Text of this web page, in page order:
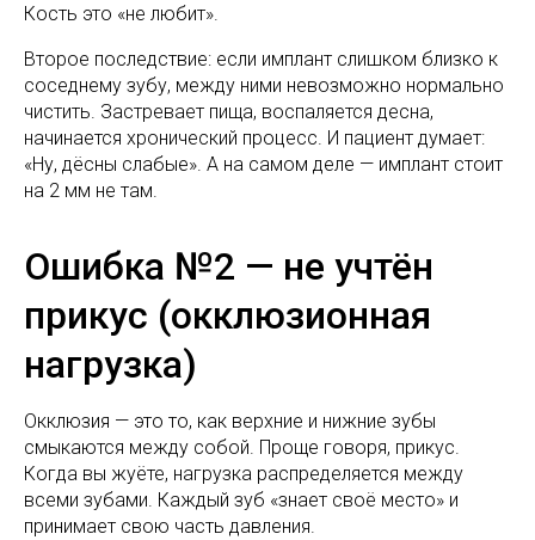
Кость это «не любит».
Второе последствие: если имплант слишком близко к
соседнему зубу, между ними невозможно нормально
чистить. Застревает пища, воспаляется десна,
начинается хронический процесс. И пациент думает:
«Ну, дёсны слабые». А на самом деле — имплант стоит
на 2 мм не там.
Ошибка №2 — не учтён
прикус (окклюзионная
нагрузка)
Окклюзия — это то, как верхние и нижние зубы
смыкаются между собой. Проще говоря, прикус.
Когда вы жуёте, нагрузка распределяется между
всеми зубами. Каждый зуб «знает своё место» и
принимает свою часть давления.